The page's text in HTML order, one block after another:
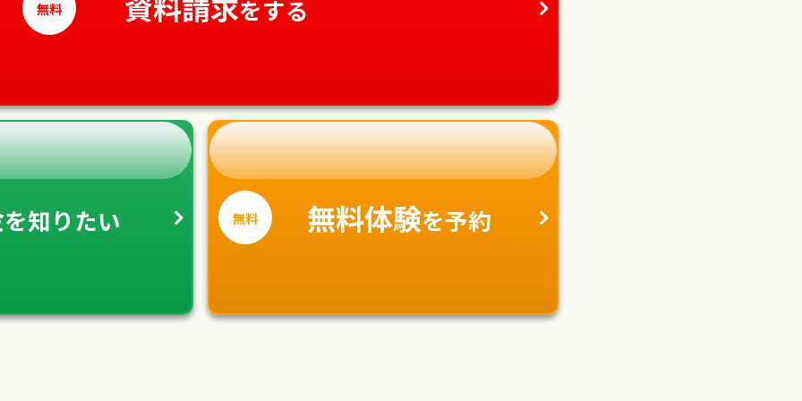
無料 をする
を知りたい 無料 無料体験を予約